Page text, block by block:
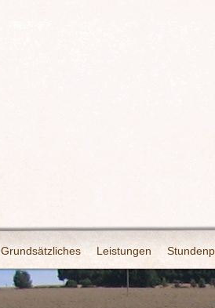
Grundsätzliches Leistungen